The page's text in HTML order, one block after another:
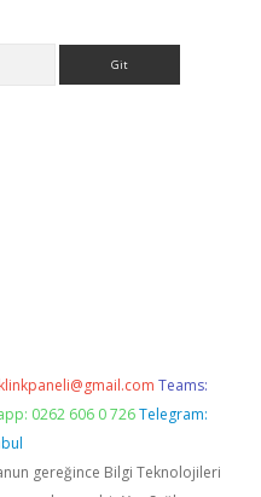
Teams:
0262 606 0 726 Telegram:
gereğince Bilgi Teknolojileri